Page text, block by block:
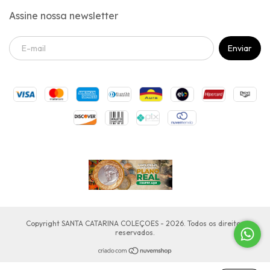
Assine nossa newsletter
Copyright SANTA CATARINA COLEÇOES - 2026. Todos os direitos
reservados.